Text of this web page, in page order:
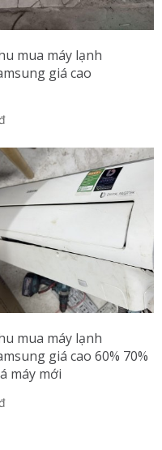
mua máy lạnh
giá cao
mua máy lạnh
giá cao 60% 70%
máy mới